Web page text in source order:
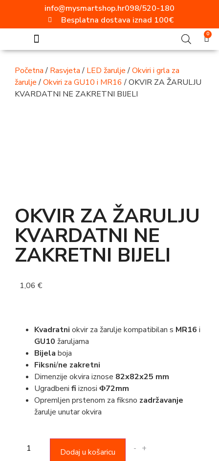
info@mysmartshop.hr098/520-180
Besplatna dostava iznad 100€
0
Početna/ Rasvjeta/ LED žarulje/Okviri i grla za
žarulje/Okviri za GU10 i MR16 / OKVIR ZA ŽARULJU
KVARDATNI NE ZAKRETNI BIJELI
OKVIR ZA ŽARULJU
KVARDATNI NE
ZAKRETNI BIJELI
1,06 €
Kvadratni okvir za žarulje kompatibilan s MR16 i
GU10 žaruljama
Bijela boja
Fiksni/ne zakretni
Dimenzije okvira iznose 82x82x25 mm
Ugradbeni fi iznosi Φ72mm
Opremljen prstenom za fiksno zadržavanje
žarulje unutar okvira
- +
Dodaj u košaricu